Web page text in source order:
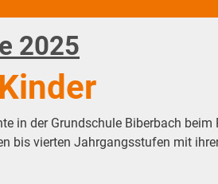
2025
in der Grundschule Biberbach
bis vierten Jahrgangsstufen mit